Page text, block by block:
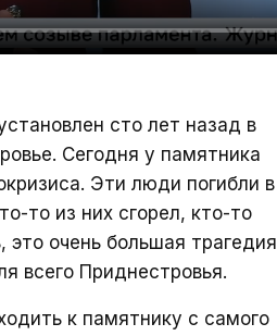
сто лет назад в
Сегодня у памятника
Эти люди погибли в
то из них сгорел, кто-то
очень большая трагедия
всего Приднестровья.
к памятнику с самого